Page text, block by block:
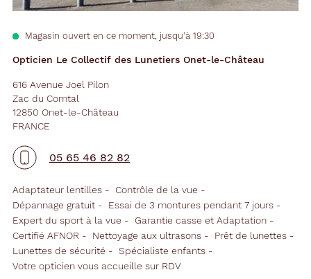
Opticien Le Collectif des Lunetiers Onet-le-Château
Magasin ouvert en ce moment, jusqu’à 19:30
616 Avenue Joel Pilon
Zac du Comtal
12850 Onet-le-Château
FRANCE
05 65 46 82 82
Adaptateur lentilles
Contrôle de la vue
Dépannage gratuit
Essai de 3 montures pendant 7 jours
Expert du sport à la vue
Garantie casse et Adaptation
Certifié AFNOR
Nettoyage aux ultrasons
Prêt de lunettes
Lunettes de sécurité
Spécialiste enfants
Votre opticien vous accueille sur RDV